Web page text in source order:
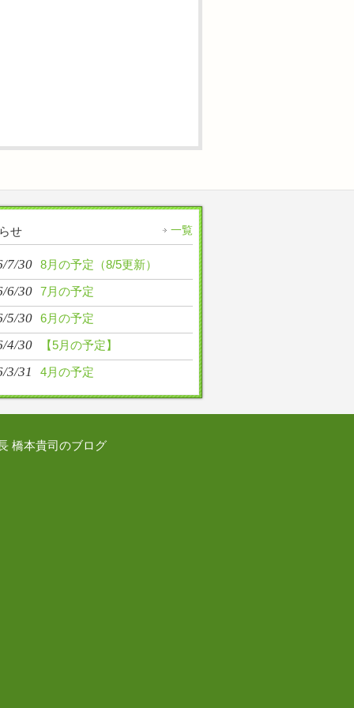
せ 一覧
7/30 8月の予定（8/5更新）
6/30 7月の予定
5/30 6月の予定
4/30 【5月の予定】
3/31 4月の予定
橋本貴司のブログ